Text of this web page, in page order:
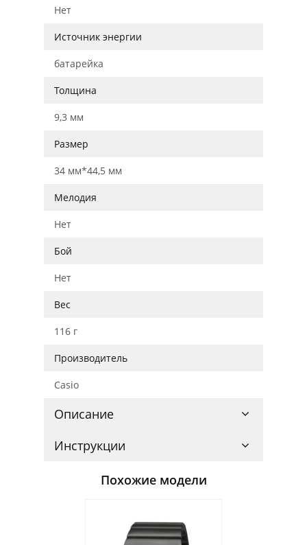
Нет
Источник энергии
батарейка
Толщина
9,3 мм
Размер
34 мм*44,5 мм
Мелодия
Нет
Бой
Нет
Вес
116 г
Производитель
Casio
Описание
Инструкции
Похожие модели